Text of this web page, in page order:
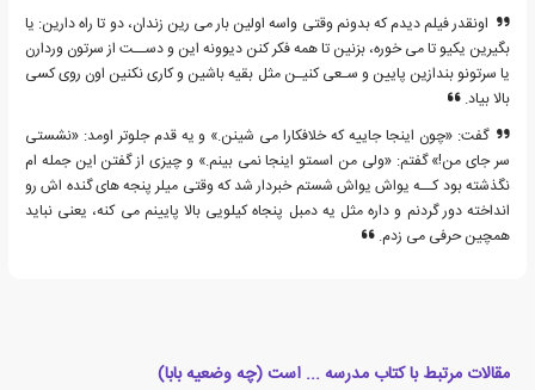
اونقدر فیلم دیدم که بدونم وقتی واسه اولین بار می رین زندان، دو تا راه دارین: یا
بگیرین یکیو تا می خوره، بزنین تا همه فکر کنن دیوونه این و دســت از سرتون وردارن
یا سرتونو بندازین پایین و سـعی کنیـن مثل بقیه باشین و کاری نکنین اون روی کسی
بالا بیاد.
گفت: «چون اینجا جاییه که خلافکارا می شینن.» و یه قدم جلوتر اومد: «نشستی
سر جای من!» گفتم: «ولی من اسمتو اینجا نمی بینم.» و چیزی از گفتن این جمله ام
نگذشته بود کــه یواش یواش شستم خبردار شد که وقتی میلر پنجه های گنده اش رو
انداخته دور گردنم و داره مثل یه دمبل پنجاه کیلویی بالا پایینم می کنه، یعنی نباید
همچین حرفی می زدم.
مقالات مرتبط با کتاب مدرسه ... است (چه وضعیه بابا)